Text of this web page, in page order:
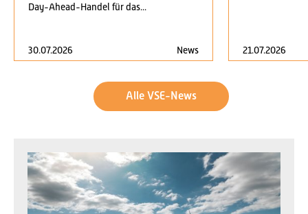
Day-Ahead-Handel für das...
30.07.2026 News 21.07.2026
Alle VSE-News